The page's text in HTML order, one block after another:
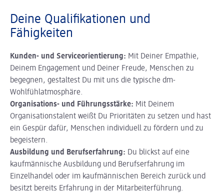
Deine Qualifikationen und
Fähigkeiten
Kunden- und Serviceorientierung: Mit Deiner Empathie,
Deinem Engagement und Deiner Freude, Menschen zu
begegnen, gestaltest Du mit uns die typische dm-
Wohlfühlatmosphäre.
Organisations- und Führungsstärke: Mit Deinem
Organisationstalent weißt Du Prioritäten zu setzen und hast
ein Gespür dafür, Menschen individuell zu fördern und zu
begeistern.
Ausbildung und Berufserfahrung: Du blickst auf eine
kaufmännische Ausbildung und Berufserfahrung im
Einzelhandel oder im kaufmännischen Bereich zurück und
besitzt bereits Erfahrung in der Mitarbeiterführung.